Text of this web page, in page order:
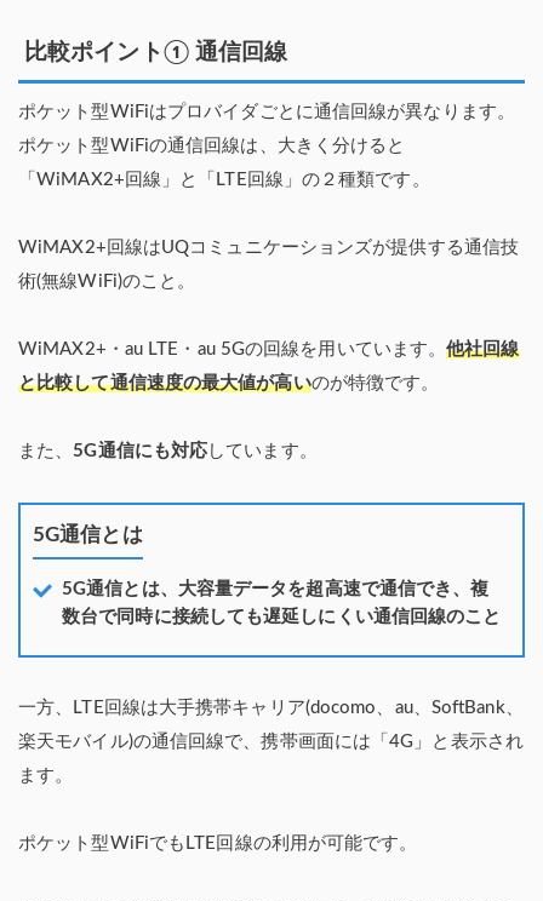
比較ポイント① 通信回線
ポケット型WiFiはプロバイダごとに通信回線が異なります。
ポケット型WiFiの通信回線は、大きく分けると
「WiMAX2+回線」と「LTE回線」の２種類です。
WiMAX2+回線はUQコミュニケーションズが提供する通信技
術(無線WiFi)のこと。
WiMAX2+・au LTE・au 5Gの回線を用いています。他社回線
と比較して通信速度の最大値が高いのが特徴です。
また、5G通信にも対応 しています。
5G通信とは
5G通信とは、大容量データを超高速で通信でき、複
数台で同時に接続しても遅延しにくい通信回線のこと
一方、LTE回線は大手携帯キャリア(docomo、au、SoftBank、
楽天モバイル)の通信回線で、携帯画面には「4G」と表示され
ます。
ポケット型WiFiでもLTE回線の利用が可能です。